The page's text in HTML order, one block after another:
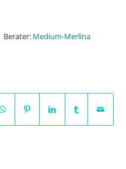
Berater: Medium-Merlina